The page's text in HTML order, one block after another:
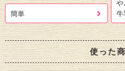
簡単
牛
使った